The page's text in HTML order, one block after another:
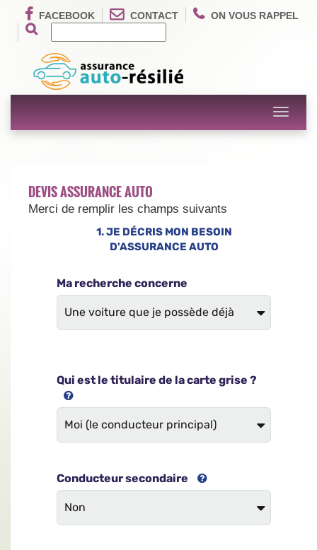
FACEBOOK CONTACT ON VOUS RAPPEL
Toggle
DEVIS ASSURANCE AUTO
Merci de remplir les champs suivants